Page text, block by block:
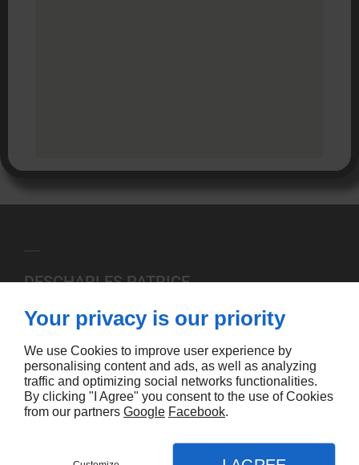
DESCHARLES PATRICE
62650 PREURES
Contactez-Nous
09 70 35 65 72
Your privacy is our priority
We use Cookies to improve user experience by
personalising content and ads, as well as analyzing
traffic and optimizing social networks functionalities.
By clicking "I Agree" you consent to the use of Cookies
from our partners Google Facebook.